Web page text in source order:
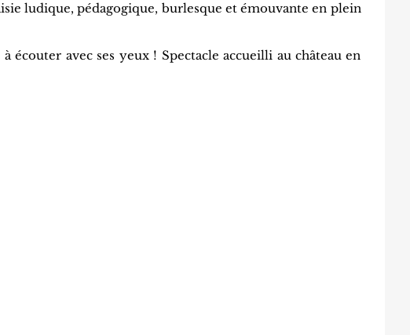
ludique, pédagogique, burlesque et émouvante en plein
écouter avec ses yeux ! Spectacle accueilli au château en